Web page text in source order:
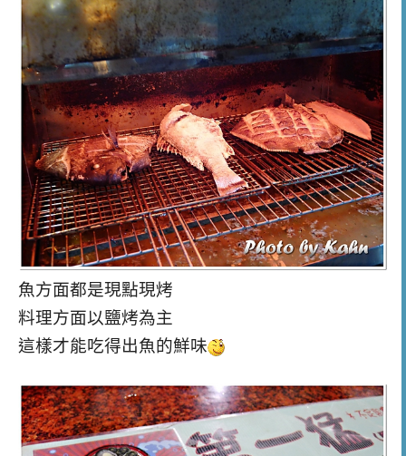
魚方面都是現點現烤
料理方面以鹽烤為主
這樣才能吃得出魚的鮮味